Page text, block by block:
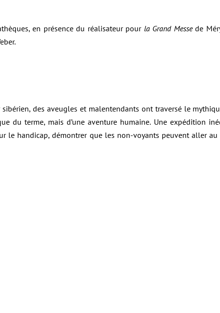
en présence du réalisateur pour la Grand Messede
des aveugles et malentendants ont traversé le
du terme, mais d’une aventure humaine. Une expédition
le handicap, démontrer que les non-voyants peuvent aller